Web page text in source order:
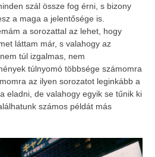
szál össze fog érni, s bizony
a maga a jelentősége is.
a sorozattal az lehet, hogy
láttam már, s valahogy az
túl izgalmas, nem
túlnyomó többsége számomra
az ilyen sorozatot leginkább a
eladni, de valahogy egyik se tűnik ki
számos példát más